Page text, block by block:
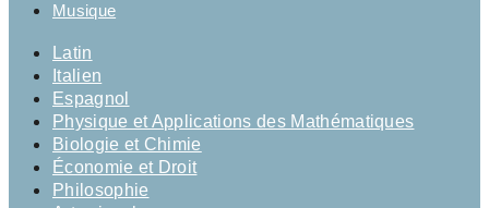
Musique
Latin
Italien
Espagnol
Physique et Applications des Mathématiques
Biologie et Chimie
Économie et Droit
Philosophie